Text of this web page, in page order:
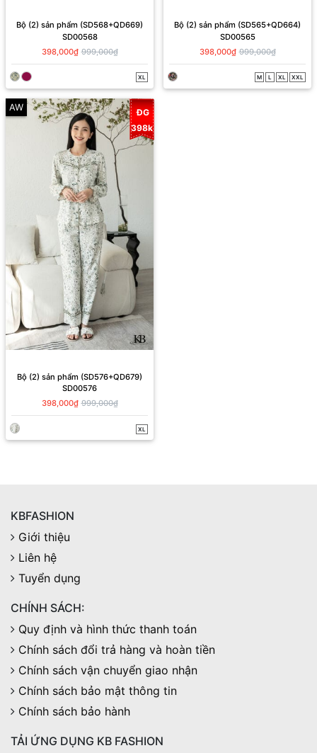
Bộ (2) sản phẩm (SD568+QD669)
SD00568
398,000₫ 999,000₫
XL
Bộ (2) sản phẩm (SD565+QD664)
SD00565
398,000₫ 999,000₫
M L XL XXL
AW
ĐG
398k
Bộ (2) sản phẩm (SD576+QD679)
SD00576
398,000₫ 999,000₫
XL
KBFASHION
Giới thiệu
Liên hệ
Tuyển dụng
CHÍNH SÁCH:
Quy định và hình thức thanh toán
Chính sách đổi trả hàng và hoàn tiền
Chính sách vận chuyển giao nhận
Chính sách bảo mật thông tin
Chính sách bảo hành
TẢI ỨNG DỤNG KB FASHION